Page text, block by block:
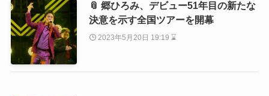
📎 郷ひろみ、デビュー51年目の新たな
決意を示す全国ツアーを開幕
2023年5月20日 19:19 ⌛